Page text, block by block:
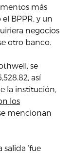
más
BPPR, y un
negocios
otro banco.
se
así
la institución,
los
mencionan
‘fue